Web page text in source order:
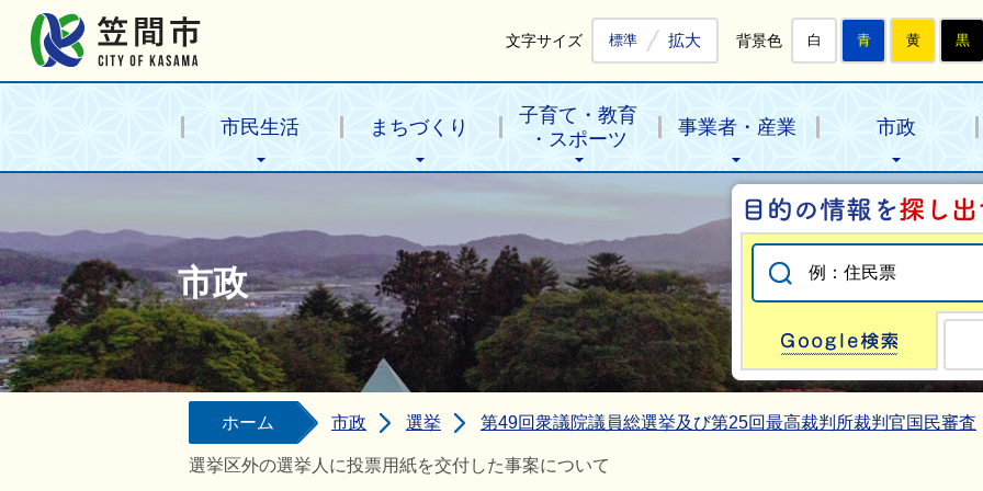
文字サイズ 標準 拡大 背景色 白 青 黄 黒
市民生活 まちづくり
子育て・教育
・スポーツ
事業者・産業 市政
市政
ホーム 市政 選挙 第49回衆議院議員総選挙及び第25回最高裁判所裁判官国民審査
選挙区外の選挙人に投票用紙を交付した事案について